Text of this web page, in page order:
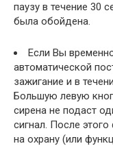
паузу в течение 30
была обойдена.
Если Вы
автоматической
зажигание и в
Большую левую
сирена не подаст
сигнал. После
на охрану (или